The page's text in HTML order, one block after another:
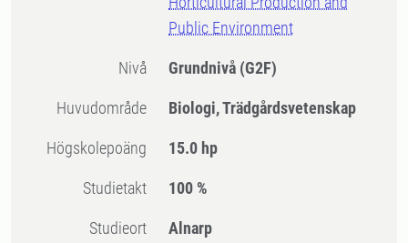
Public Environment
Nivå Grundnivå (G2F)
Huvudområde Biologi, Trädgårdsvetenskap
högskolepoäng 15.0 hp
Studietakt 100 %
Studieort Alnarp